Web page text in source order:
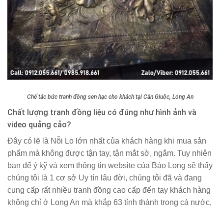
Chế tác bức tranh đồng sen hạc cho khách tại Cần Giuộc, Long An
Chất lượng tranh đồng liệu có đúng như hình ảnh và
video quảng cảo?
Đây có lẽ là Nỗi Lo lớn nhất của khách hàng khi mua sản
phẩm mà không được tận tay, tận mắt sờ, ngắm. Tuy nhiên
bạn để ý kỹ và xem thông tin website của Bảo Long sẽ thấy
chúng tôi là 1 cơ sở Uy tín lâu đời, chúng tôi đã và đang
cung cấp rất nhiều tranh đồng cao cấp đến tay khách hàng
không chỉ ở Long An mà khắp 63 tỉnh thành trong cả nước,